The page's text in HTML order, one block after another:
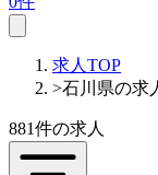
求人TOP
>石川県の求
881件の求人